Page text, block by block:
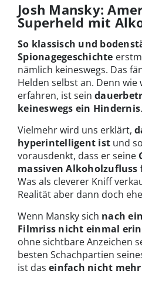
Josh Mansky:
Superheld mit
So klassisch und
Spionagegeschichte
nämlich keineswegs. Das
Helden selbst an. Denn
erfahren, ist sein
keineswegs ein Hindernis.
Vielmehr wird uns erklärt,
hyperintelligent ist und
vorausdenkt, dass er seine
massiven
Was als cleverer Kniff
Realität aber dann doch
Wenn Mansky sich nach
Filmriss nicht einmal
ohne sichtbare Anzeichen
besten Schachpartien
ist das einfach nicht